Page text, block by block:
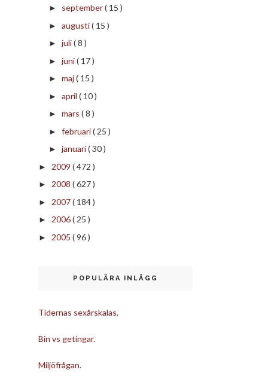
► september( 15 )
► augusti( 15 )
► juli( 8 )
► juni( 17 )
► maj( 15 )
► april ( 10 )
► mars ( 8 )
► februari( 25 )
► januari( 30 )
► 2009 ( 472 )
► 2008 ( 627 )
► 2007( 184 )
► 2006( 25 )
► 2005 ( 96 )
POPULÄRA INLÄGG
Tidernas sexårskalas.
Bin vs getingar.
Miljöfrågan.